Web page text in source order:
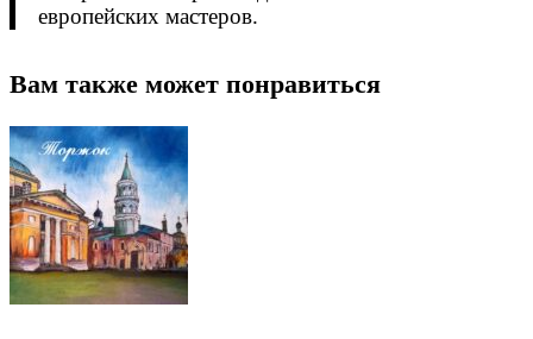
европейских мастеров.
Вам также может понравиться